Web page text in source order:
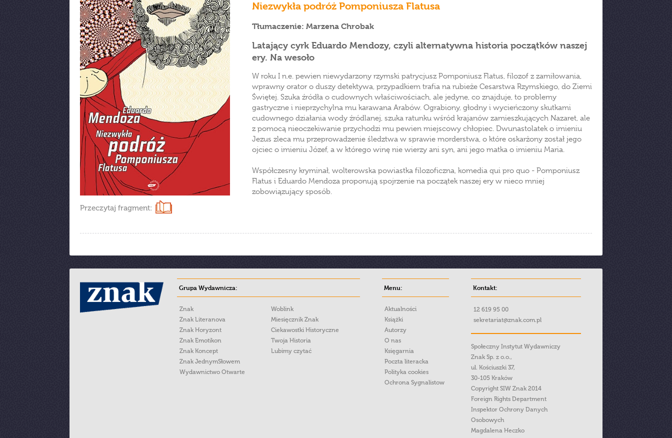
Przeczytaj fragment:
Niezwykła podróż Pomponiusza Flatusa
Tłumaczenie: Marzena Chrobak
Latający cyrk Eduardo Mendozy, czyli alternatywna historia początków naszej
ery. Na wesoło
W roku I n.e. pewien niewydarzony rzymski patrycjusz Pomponiusz Flatus, filozof z zamiłowania,
wprawny orator o duszy detektywa, przypadkiem trafia na rubieże Cesarstwa Rzymskiego, do Ziemi
Świętej. Szuka źródła o cudownych właściwościach, ale jedyne, co znajduje, to problemy
gastryczne i nieprzychylna mu karawana Arabów. Ograbiony, głodny i wycieńczony skutkami
cudownego działania wody źródlanej, szuka ratunku wśród krajanów zamieszkujących Nazaret, ale
z pomocą nieoczekiwanie przychodzi mu pewien miejscowy chłopiec. Dwunastolatek o imieniu
Jezus zleca mu przeprowadzenie śledztwa w sprawie morderstwa, o które oskarżony został jego
ojciec o imieniu Józef, a w którego winę nie wierzy ani syn, ani jego matka o imieniu Maria.
Współczesny kryminał, wolterowska powiastka filozoficzna, komedia qui pro quo - Pomponiusz
Flatus i Eduardo Mendoza proponują spojrzenie na początek naszej ery w nieco mniej
zobowiązujący sposób.
Grupa Wydawnicza:
Znak
Znak Literanova
Znak Horyzont
Znak Emotikon
Znak Koncept
Znak JednymSłowem
Wydawnictwo Otwarte
Woblink
Miesięcznik Znak
Ciekawostki Historyczne
Twoja Historia
Lubimy czytać
Menu:
Aktualności
Książki
Autorzy
O nas
Księgarnia
Poczta literacka
Polityka cookies
Ochrona Sygnalistow
Kontakt:
12 619 95 00
sekretariat@znak.com.pl
Społeczny Instytut Wydawniczy
Znak Sp. z o.o.,
ul. Kościuszki 37,
30-105 Kraków
Copyright SIW Znak 2014
Foreign Rights Department
Inspektor Ochrony Danych
Osobowych
Magdalena Heczko